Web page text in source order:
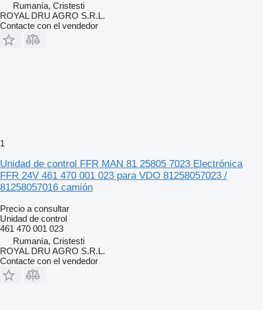
Rumanía, Cristesti
ROYAL DRU AGRO S.R.L.
Contacte con el vendedor
1
Unidad de control FFR MAN 81 25805 7023 Electrónica
FFR 24V 461 470 001 023 para VDO 81258057023 /
81258057016 camión
Precio a consultar
Unidad de control
461 470 001 023
Rumanía, Cristesti
ROYAL DRU AGRO S.R.L.
Contacte con el vendedor